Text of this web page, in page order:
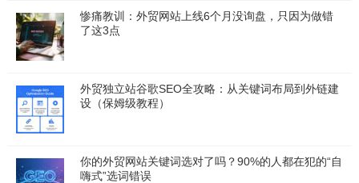
惨痛教训：外贸网站上线6个月没询盘，只因为做错
了这3点
外贸独立站谷歌SEO全攻略：从关键词布局到外链建
设（保姆级教程）
你的外贸网站关键词选对了吗？90%的人都在犯的“自
嗨式”选词错误